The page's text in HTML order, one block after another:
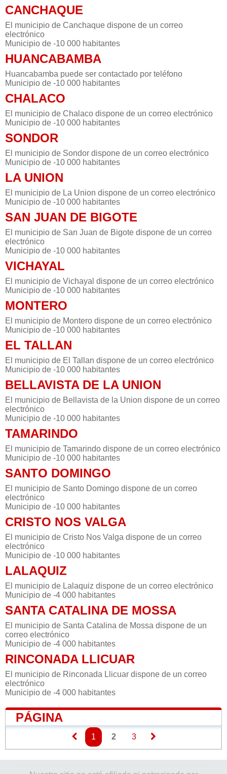
CANCHAQUE
El municipio de Canchaque dispone de un correo
electrónico
Municipio de -10 000 habitantes
HUANCABAMBA
Huancabamba puede ser contactado por teléfono
Municipio de -10 000 habitantes
CHALACO
El municipio de Chalaco dispone de un correo electrónico
Municipio de -10 000 habitantes
SONDOR
El municipio de Sondor dispone de un correo electrónico
Municipio de -10 000 habitantes
LA UNION
El municipio de La Union dispone de un correo electrónico
Municipio de -10 000 habitantes
SAN JUAN DE BIGOTE
El municipio de San Juan de Bigote dispone de un correo
electrónico
Municipio de -10 000 habitantes
VICHAYAL
El municipio de Vichayal dispone de un correo electrónico
Municipio de -10 000 habitantes
MONTERO
El municipio de Montero dispone de un correo electrónico
Municipio de -10 000 habitantes
EL TALLAN
El municipio de El Tallan dispone de un correo electrónico
Municipio de -10 000 habitantes
BELLAVISTA DE LA UNION
El municipio de Bellavista de la Union dispone de un correo
electrónico
Municipio de -10 000 habitantes
TAMARINDO
El municipio de Tamarindo dispone de un correo electrónico
Municipio de -10 000 habitantes
SANTO DOMINGO
El municipio de Santo Domingo dispone de un correo
electrónico
Municipio de -10 000 habitantes
CRISTO NOS VALGA
El municipio de Cristo Nos Valga dispone de un correo
electrónico
Municipio de -10 000 habitantes
LALAQUIZ
El municipio de Lalaquiz dispone de un correo electrónico
Municipio de -4 000 habitantes
SANTA CATALINA DE MOSSA
El municipio de Santa Catalina de Mossa dispone de un
correo electrónico
Municipio de -4 000 habitantes
RINCONADA LLICUAR
El municipio de Rinconada Llicuar dispone de un correo
electrónico
Municipio de -4 000 habitantes
PÁGINA
1 2 3